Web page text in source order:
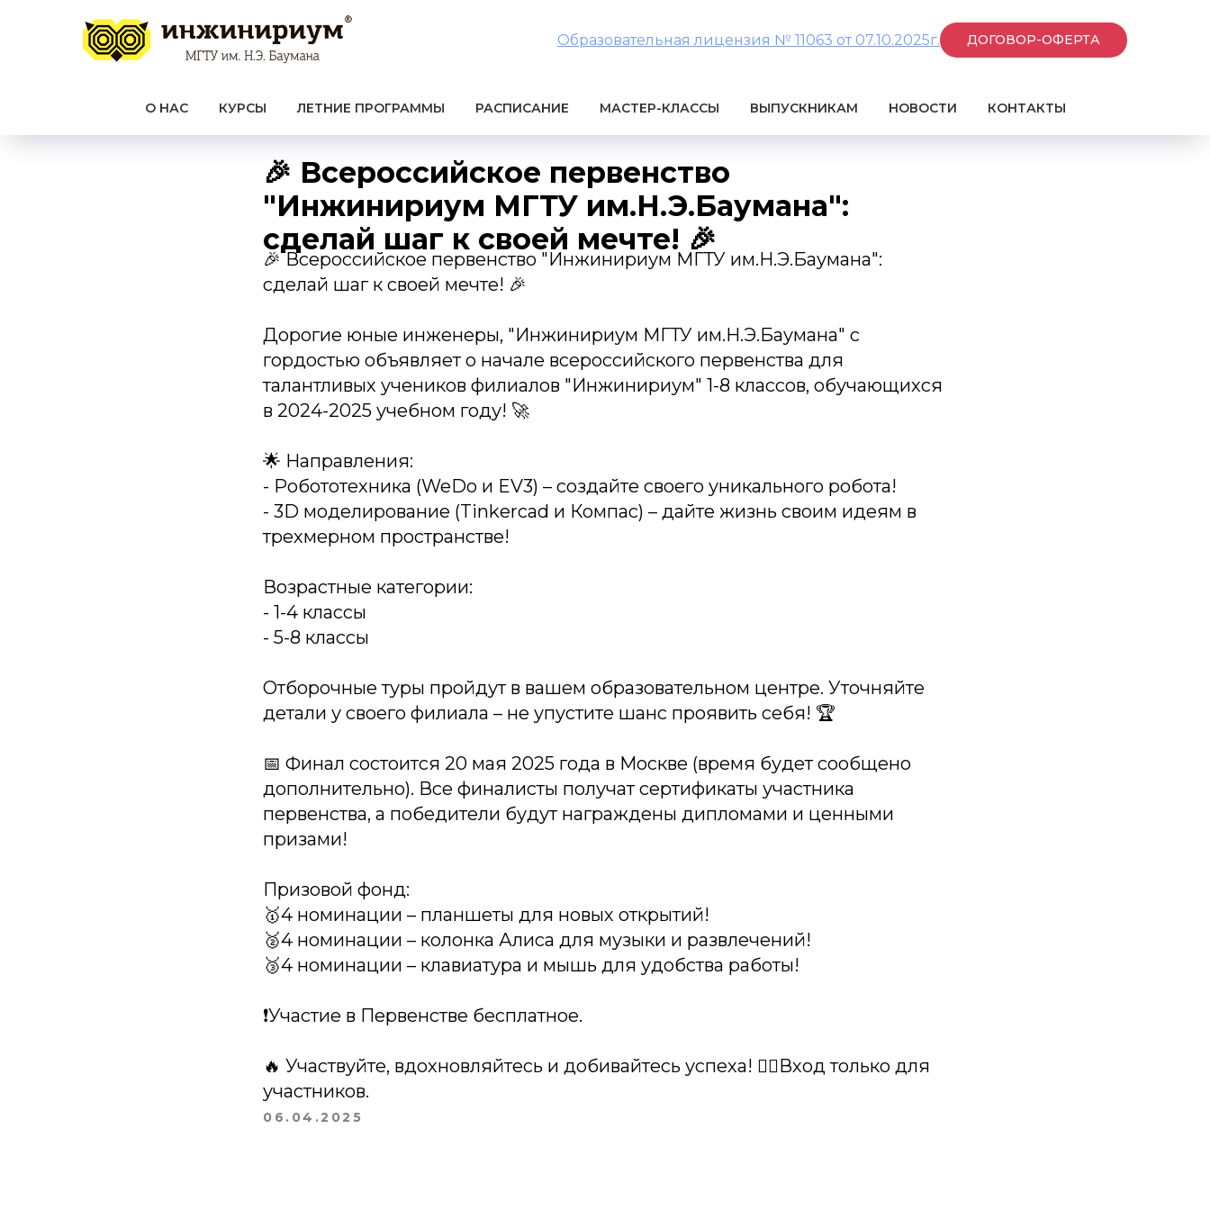
Образовательная лицензия № 11063 от 07.10.2025г. ДОГОВОР-ОФЕРТА
О НАС КУРСЫ ЛЕТНИЕ ПРОГРАММЫ РАСПИСАНИЕ МАСТЕР-КЛАССЫ ВЫПУСКНИКАМ НОВОСТИ КОНТАКТЫ
🎉 Всероссийское первенство
"Инжинириум МГТУ им.Н.Э.Баумана":
сделай шаг к своей мечте! 🎉
🎉 Всероссийское первенство "Инжинириум МГТУ им.Н.Э.Баумана":
сделай шаг к своей мечте! 🎉
Дорогие юные инженеры, "Инжинириум МГТУ им.Н.Э.Баумана" с
гордостью объявляет о начале всероссийского первенства для
талантливых учеников филиалов "Инжинириум" 1-8 классов, обучающихся
в 2024-2025 учебном году! 🚀
🌟 Направления:
- Робототехника (WeDo и EV3) – создайте своего уникального робота!
- 3D моделирование (Tinkercad и Компас) – дайте жизнь своим идеям в
трехмерном пространстве!
Возрастные категории:
- 1-4 классы
- 5-8 классы
Отборочные туры пройдут в вашем образовательном центре. Уточняйте
детали у своего филиала – не упустите шанс проявить себя! 🏆
📅 Финал состоится 20 мая 2025 года в Москве (время будет сообщено
дополнительно). Все финалисты получат сертификаты участника
первенства, а победители будут награждены дипломами и ценными
призами!
Призовой фонд:
🥇4 номинации – планшеты для новых открытий!
🥈4 номинации – колонка Алиса для музыки и развлечений!
🥉4 номинации – клавиатура и мышь для удобства работы!
❗️Участие в Первенстве бесплатное.
🔥 Участвуйте, вдохновляйтесь и добивайтесь успеха! 👉🏼Вход только для
участников.
06.04.2025